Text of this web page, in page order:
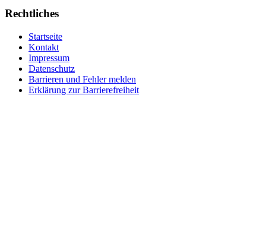
Rechtliches
Startseite
Kontakt
Impressum
Datenschutz
Barrieren und Fehler melden
Erklärung zur Barrierefreiheit